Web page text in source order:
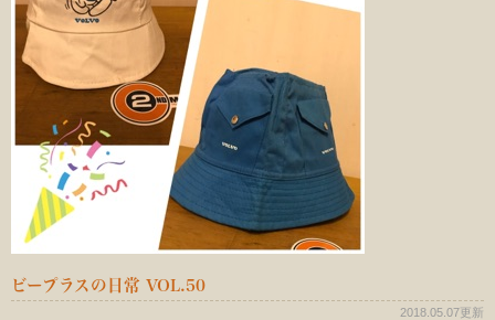
ビープラスの日常 VOL.50
2018.05.07更新